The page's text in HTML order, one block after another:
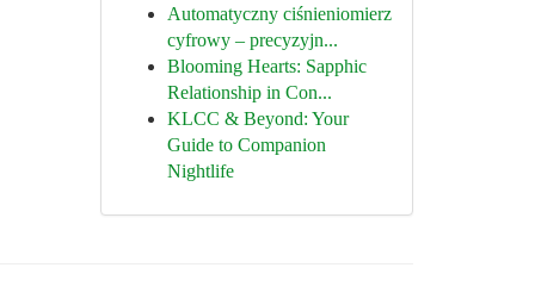
Automatyczny ciśnieniomierz
cyfrowy – precyzyjn...
Blooming Hearts: Sapphic
Relationship in Con...
KLCC & Beyond: Your
Guide to Companion
Nightlife